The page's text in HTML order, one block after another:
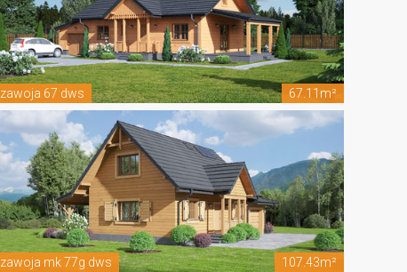
zawoja 67 dws 67.11m²
zawoja mk 77g dws 107.43m²